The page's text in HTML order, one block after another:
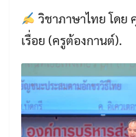
วิชาภาษาไทย โดย
เรื่อย (ครูต้องกานต์).